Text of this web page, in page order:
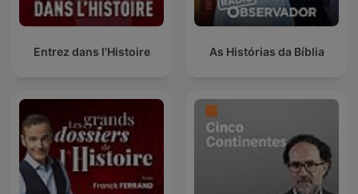
Entrez dans l'Histoire As Histórias da Bíblia